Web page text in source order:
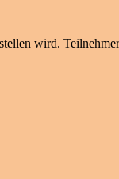
wird.